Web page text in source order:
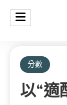
分數
以“適